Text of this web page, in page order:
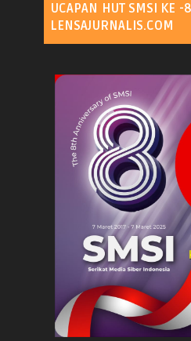
UCAPAN HUT SMSI KE
LENSAJURNALIS.COM